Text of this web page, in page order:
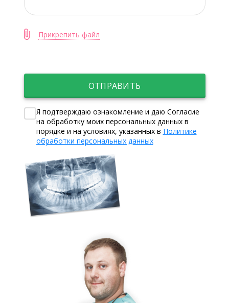
Прикрепить файл
ОТПРАВИТЬ
Я подтверждаю ознакомление и даю Согласие
на обработку моих персональных данных в
порядке и на условиях, указанных в Политике
обработки персональных данных